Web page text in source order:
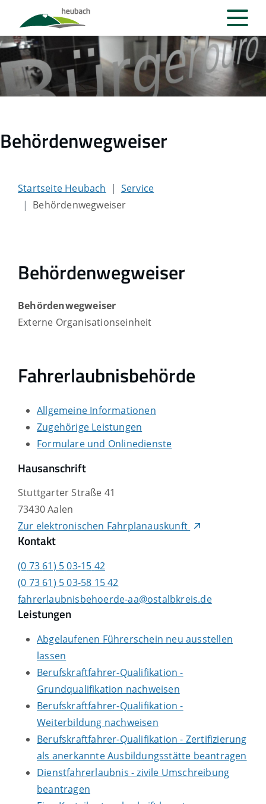
Behördenwegweiser
Startseite Heubach
Service
Behördenwegweiser
Behördenwegweiser
Behördenwegweiser
Externe Organisationseinheit
Fahrerlaubnisbehörde
Allgemeine Informationen
Zugehörige Leistungen
Formulare und Onlinedienste
Hausanschrift
Stuttgarter Straße 41
73430Aalen
Zur elektronischen Fahrplanauskunft
Kontakt
(0 73 61) 5 03-15 42
(0 73 61) 5 03-58 1542
fahrerlaubnisbehoerde-aa@ostalbkreis.de
Leistungen
Abgelaufenen Führerschein neu ausstellen
lassen
Berufskraftfahrer-Qualifikation -
Grundqualifikation nachweisen
Berufskraftfahrer-Qualifikation -
Weiterbildung nachweisen
Berufskraftfahrer-Qualifikation - Zertifizierung
als anerkannte Ausbildungsstätte beantragen
Dienstfahrerlaubnis - zivile Umschreibung
beantragen